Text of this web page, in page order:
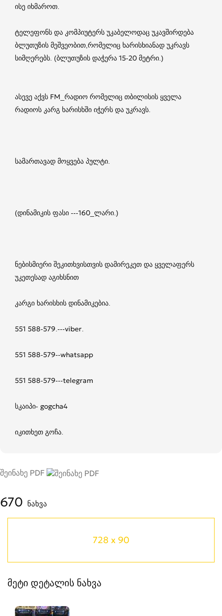
ისე იხმაროთ.
ტელეფონს და კომპიუტერს უკაბელოდაც უკავშირდება
ბლუთუზის მეშვეობით,რომელიც ხარისხიანად უკრავს
სიმღერებს. (ბლუთუზის დაჭერა 15-20 მეტრი.)
ასევე აქვს FM_რადიო რომელიც თბილისის ყველა
რადიოს კარგ ხარისხში იჭერს და უკრავს.
სამართავად მოყვება პულტი.
(დინამიკის ფასი ---160_ლარი.)
ნებისმიერი შეკითხვისთვის დამირეკეთ და ყველაფერს
უკეთესად აგიხსნით
კარგი ხარისხის დინამიკებია.
551 588-579.---viber.
551 588-579--whatsapp
551 588-579---telegram
სკაიპი- gogcha4
იკითხეთ გოჩა.
შეინახე PDF
670 ნახვა
728 x 90
მეტი დეტალის ნახვა